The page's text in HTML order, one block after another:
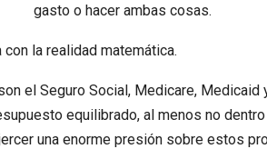
gasto o hacer ambas cosas.
la realidad matemática.
el Seguro Social, Medicare, Medicaid
equilibrado, al menos no
una enorme presión sobre estos